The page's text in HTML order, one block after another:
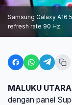
Samsung Galaxy A16
refresh rate 90 Hz.
MALUKU UTARA
dengan panel